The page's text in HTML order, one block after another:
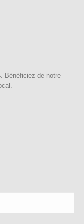
Bénéficiez de notre